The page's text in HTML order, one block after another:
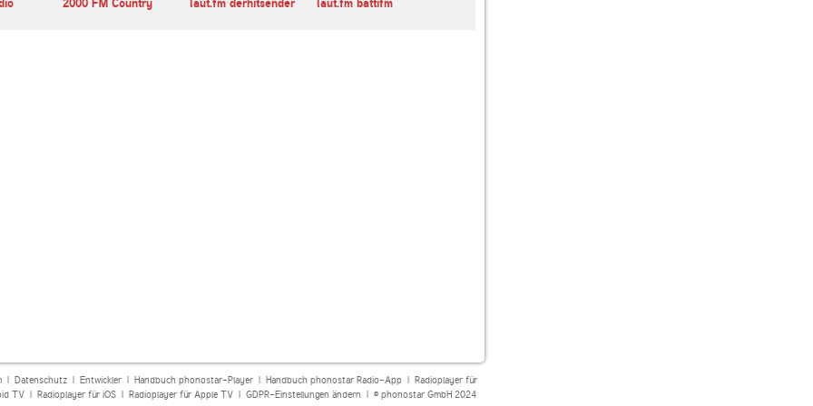
2000 FM Country laut.fm derhitsender laut.fm battifm
| Datenschutz| Entwickler| Handbuch phonostar-Player| Handbuch phonostar Radio-App| Radioplayer für
TV| Radioplayer für iOS| Radioplayer für Apple TV| GDPR-Einstellungen ändern | © phonostar GmbH 2024